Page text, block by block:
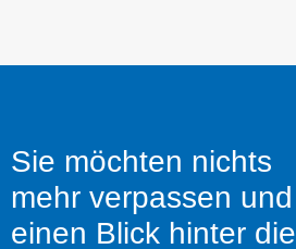
Sie möchten nichts
mehr verpassen und
einen Blick hinter die